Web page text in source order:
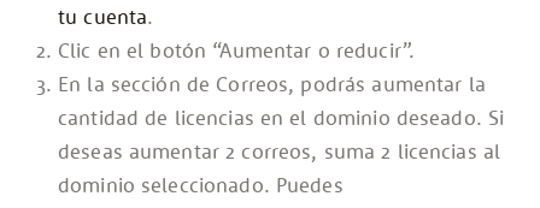
tu cuenta.
Clic en el botón “Aumentar o reducir”.
En la sección de Correos, podrás aumentar la
cantidad de licencias en el dominio deseado. Si
deseas aumentar 2 correos, suma 2 licencias al
dominio seleccionado. Puedes